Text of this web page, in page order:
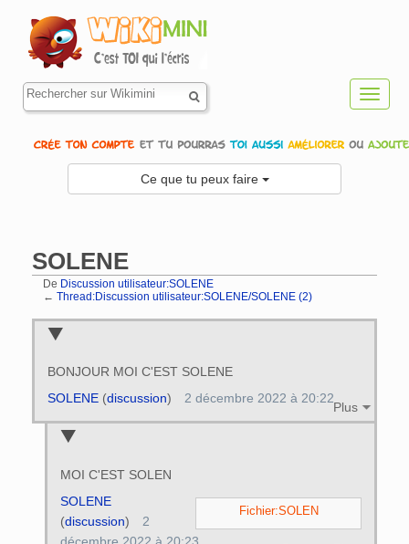
Ce que tu peux faire
SOLENE
De Discussion utilisateur:SOLENE
← Thread:Discussion utilisateur:SOLENE/SOLENE (2)
BONJOUR MOI C'EST SOLENE
Plus
SOLENE(discussion) 2 décembre 2022 à 20:22
MOI C'EST SOLEN
Fichier:SOLEN
SOLENE
(discussion)
2
décembre 2022 à 20:23